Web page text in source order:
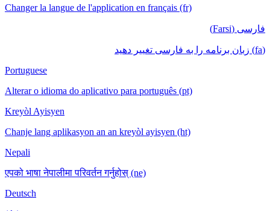
Changer la langue de l'application en français (fr)
فارسی (Farsi)
(fa) زبان برنامه را به فارسی تغییر دهید
Portuguese
Alterar o idioma do aplicativo para português (pt)
Kreyòl Ayisyen
Chanje lang aplikasyon an an kreyòl ayisyen (ht)
Nepali
एपको भाषा नेपालीमा परिवर्तन गर्नुहोस् (ne)
Deutsch